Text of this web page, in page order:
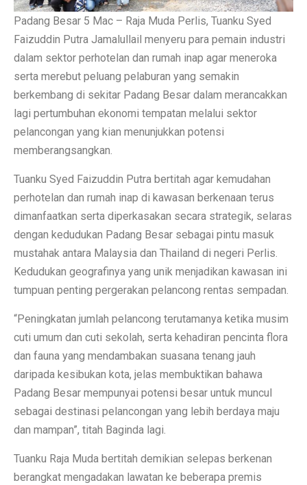
Padang Besar 5 Mac – Raja Muda Perlis, Tuanku Syed
Faizuddin Putra Jamalullail menyeru para pemain industri
dalam sektor perhotelan dan rumah inap agar meneroka
serta merebut peluang pelaburan yang semakin
berkembang di sekitar Padang Besar dalam merancakkan
lagi pertumbuhan ekonomi tempatan melalui sektor
pelancongan yang kian menunjukkan potensi
memberangsangkan.
Tuanku Syed Faizuddin Putra bertitah agar kemudahan
perhotelan dan rumah inap di kawasan berkenaan terus
dimanfaatkan serta diperkasakan secara strategik, selaras
dengan kedudukan Padang Besar sebagai pintu masuk
mustahak antara Malaysia dan Thailand di negeri Perlis.
Kedudukan geografinya yang unik menjadikan kawasan ini
tumpuan penting pergerakan pelancong rentas sempadan.
“Peningkatan jumlah pelancong terutamanya ketika musim
cuti umum dan cuti sekolah, serta kehadiran pencinta flora
dan fauna yang mendambakan suasana tenang jauh
daripada kesibukan kota, jelas membuktikan bahawa
Padang Besar mempunyai potensi besar untuk muncul
sebagai destinasi pelancongan yang lebih berdaya maju
dan mampan”, titah Baginda lagi.
Tuanku Raja Muda bertitah demikian selepas berkenan
berangkat mengadakan lawatan ke beberapa premis